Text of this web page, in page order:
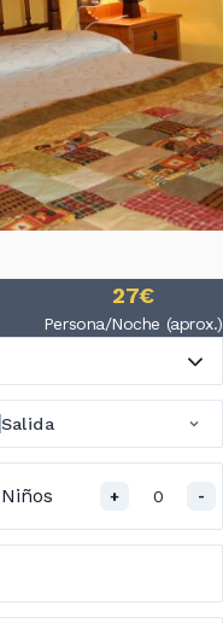
27€
Persona/Noche (aprox.)
Salida
Niños + 0 -